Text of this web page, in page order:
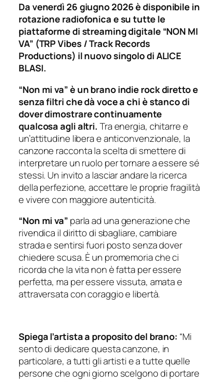
Da venerdì 26 giugno 2026 è disponibile in
rotazione radiofonica e su tutte le
piattaforme di streaming digitale “NON MI
VA” (TRP Vibes / Track Records
Productions) il nuovo singolo di ALICE
BLASI.
“Non mi va” è un brano indie rock diretto e
senza filtri che dà voce a chi è stanco di
dover dimostrare continuamente
qualcosa agli altri. Tra energia, chitarre e
un’attitudine libera e anticonvenzionale, la
canzone racconta la scelta di smettere di
interpretare un ruolo per tornare a essere sé
stessi. Un invito a lasciar andare la ricerca
della perfezione, accettare le proprie fragilità
e vivere con maggiore autenticità.
“Non mi va” parla ad una generazione che
rivendica il diritto di sbagliare, cambiare
strada e sentirsi fuori posto senza dover
chiedere scusa. È un promemoria che ci
ricorda che la vita non è fatta per essere
perfetta, ma per essere vissuta, amata e
attraversata con coraggio e libertà.
Spiega l’artista a proposito del brano: “Mi
sento di dedicare questa canzone, in
particolare, a tutti gli artisti e a tutte quelle
persone che ogni giorno scelgono di portare